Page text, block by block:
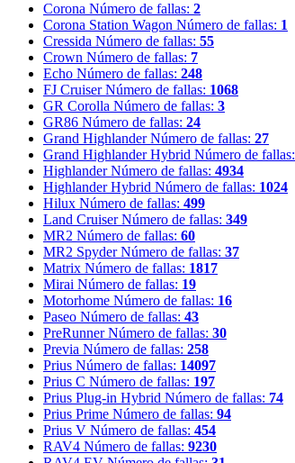
Corona Número de fallas: 2
Corona Station Wagon Número de fallas: 1
Cressida Número de fallas: 55
Crown Número de fallas: 7
Echo Número de fallas: 248
FJ Cruiser Número de fallas: 1068
GR Corolla Número de fallas: 3
GR86 Número de fallas: 24
Grand Highlander Número de fallas: 27
Grand Highlander Hybrid Número de fallas:
Highlander Número de fallas: 4934
Highlander Hybrid Número de fallas: 1024
Hilux Número de fallas: 499
Land Cruiser Número de fallas: 349
MR2 Número de fallas: 60
MR2 Spyder Número de fallas: 37
Matrix Número de fallas: 1817
Mirai Número de fallas: 19
Motorhome Número de fallas: 16
Paseo Número de fallas: 43
PreRunner Número de fallas: 30
Previa Número de fallas: 258
Prius Número de fallas: 14097
Prius C Número de fallas: 197
Prius Plug-in Hybrid Número de fallas: 74
Prius Prime Número de fallas: 94
Prius V Número de fallas: 454
RAV4 Número de fallas: 9230